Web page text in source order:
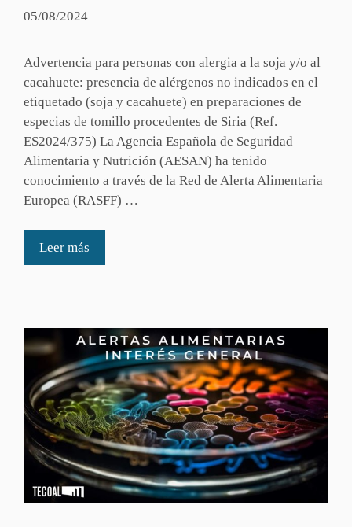
05/08/2024
Advertencia para personas con alergia a la soja y/o al
cacahuete: presencia de alérgenos no indicados en el
etiquetado (soja y cacahuete) en preparaciones de
especias de tomillo procedentes de Siria (Ref.
ES2024/375) La Agencia Española de Seguridad
Alimentaria y Nutrición (AESAN) ha tenido
conocimiento a través de la Red de Alerta Alimentaria
Europea (RASFF) …
Leer más